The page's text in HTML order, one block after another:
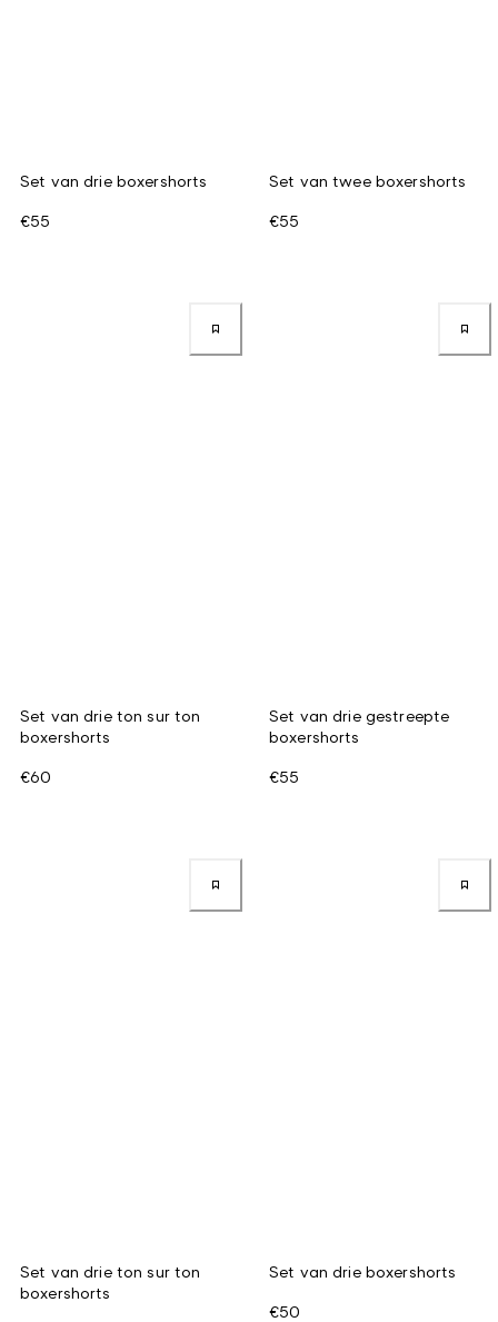
Set van drie boxershorts
€55
Set van twee boxershorts
€55
Set van drie ton sur ton
boxershorts
€60
Set van drie gestreepte
boxershorts
€55
Set van drie ton sur ton
boxershorts
Set van drie boxershorts
€50